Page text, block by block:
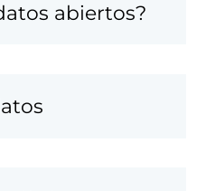
abiertos?